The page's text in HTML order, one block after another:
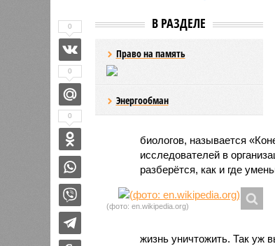
В РАЗДЕЛЕ
Право на память
Энергообман
биологов, называется
исследователей в
разберётся, как и где
(фото: en.wikipedia.org)
жизнь уничтожить. Так уж
0
0
0